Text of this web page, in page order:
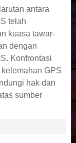
antara
telah
kuasa tawar-
dengan
Konfrontasi
GPS
hak dan
sumber